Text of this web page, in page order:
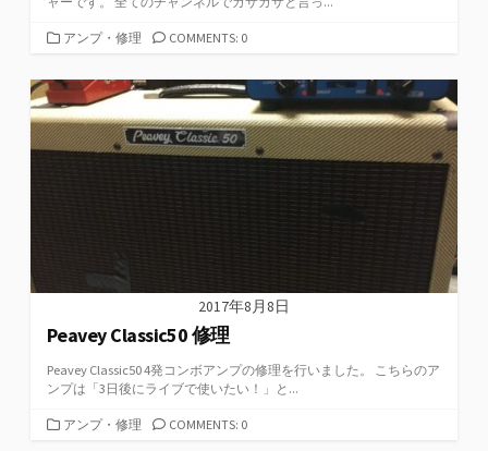
カ
ゴ
ー
アンプ・修理 COMMENTS: 0
2017年8月8日
Peavey Classic50 修理
Peavey Classic50 4発コンボアンプの修理を行いました。 こちらのア
ンプは「3日後にライブで使いたい！」と...
カアンプ・修理 COMMENTS: 0